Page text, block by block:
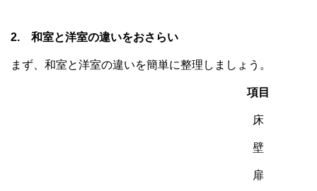
2. 和室と洋室の違いをおさらい
まず、和室と洋室の違いを簡単に整理しましょう。
項目
床
壁
扉